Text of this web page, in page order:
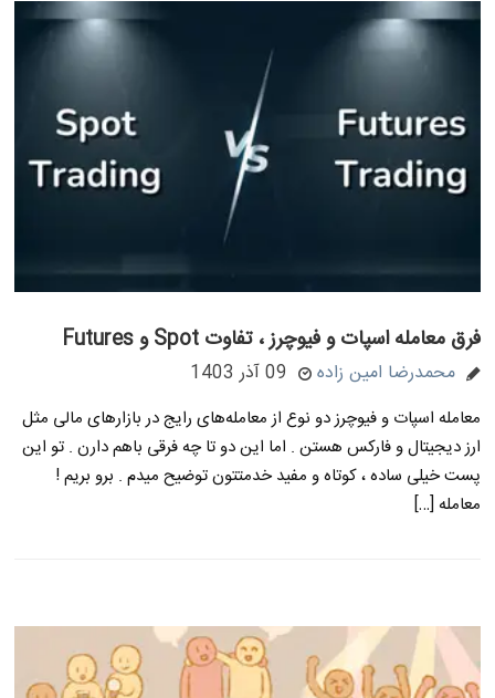
فرق معامله اسپات و فیوچرز ، تفاوت Spot و Futures
محمدرضا امین زاده 09 آذر 1403
معامله اسپات و فیوچرز دو نوع از معامله‌های رایج در بازارهای مالی مثل
ارز دیجیتال و فارکس هستن . اما این دو تا چه فرقی باهم دارن . تو این
پست خیلی ساده ، کوتاه و مفید خدمتتون توضیح میدم . برو بریم !
معامله […]